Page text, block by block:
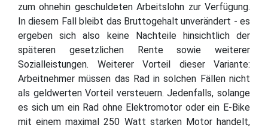
zum ohnehin geschuldeten Arbeitslohn zur Verfügung.
In diesem Fall bleibt das Bruttogehalt unverändert - es
ergeben sich also keine Nachteile hinsichtlich der
späteren gesetzlichen Rente sowie weiterer
Sozialleistungen. Weiterer Vorteil dieser Variante:
Arbeitnehmer müssen das Rad in solchen Fällen nicht
als geldwerten Vorteil versteuern. Jedenfalls, solange
es sich um ein Rad ohne Elektromotor oder ein E-Bike
mit einem maximal 250 Watt starken Motor handelt,